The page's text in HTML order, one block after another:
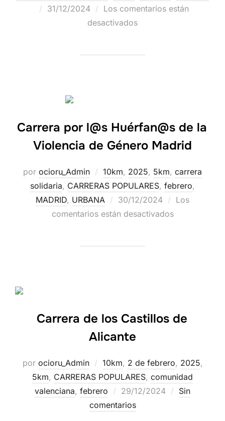
31/12/2024
Los comentarios están
desactivados
Carrera por l@s Huérfan@s de la
Violencia de Género Madrid
por ocioru_Admin 10km, 2025, 5km, carrera
solidaria, CARRERAS POPULARES, febrero,
MADRID, URBANA 30/12/2024
Los
comentarios están desactivados
Carrera de los Castillos de
Alicante
por ocioru_Admin 10km, 2 de febrero, 2025,
5km, CARRERAS POPULARES, comunidad
valenciana, febrero 29/12/2024
Sin
comentarios